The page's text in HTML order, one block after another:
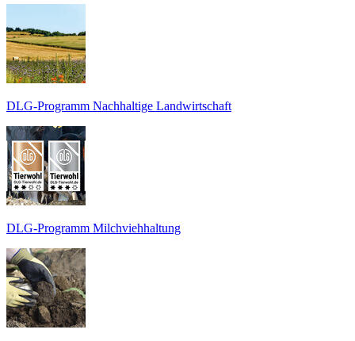
DLG-Programm Nachhaltige Landwirtschaft
DLG-Programm Milchviehhaltung